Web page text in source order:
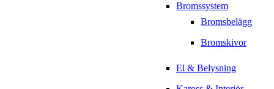
Bromssystem
Bromsbelägg
Bromskivor
El & Belysning